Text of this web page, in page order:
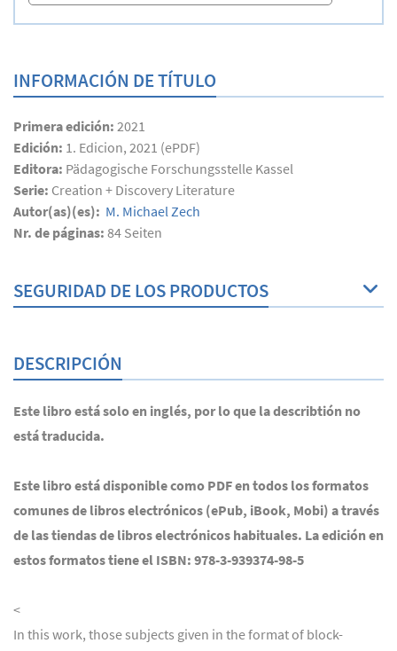
INFORMACIÓN DE TÍTULO
Primera edición: 2021
Edición: 1. Edicion, 2021 (ePDF)
Editora: Pädagogische Forschungsstelle Kassel
Serie: Creation + Discovery Literature
Autor(as)(es): M. Michael Zech
Nr. de páginas: 84 Seiten
SEGURIDAD DE LOS PRODUCTOS
DESCRIPCIÓN
Este libro está solo en inglés, por lo que la describtión no
está traducida.
Este libro está disponible como PDF en todos los formatos
comunes de libros electrónicos (ePub, iBook, Mobi) a través
de las tiendas de libros electrónicos habituales. La edición en
estos formatos tiene el ISBN: 978-3-939374-98-5
<
In this work, those subjects given in the format of block-